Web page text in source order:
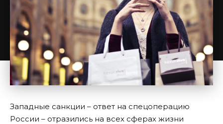
Западные санкции – ответ на спецоперацию
России – отразились на всех сферах жизни